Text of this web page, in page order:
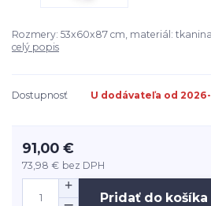
Rozmery: 53x60x87 cm, materiál:
celý popis
Dostupnosť U dodávateľa od
91,00 €
73,98 € bez DPH
Pridať do košíka